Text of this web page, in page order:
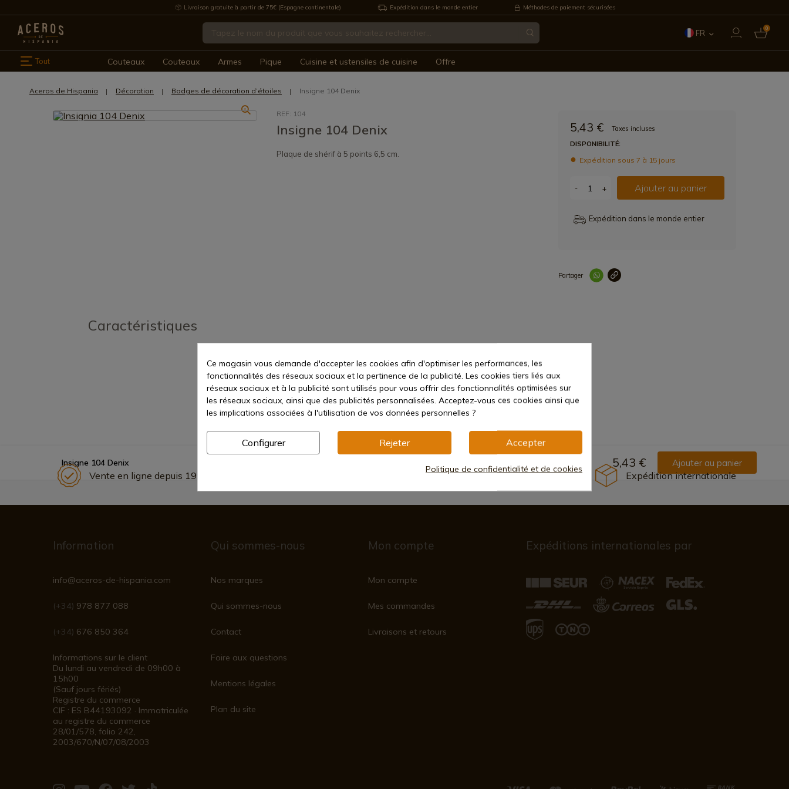
Livraison gratuite à partir de 75€ (Espagne continentale) Expédition dans le monde entier Méthodes de paiement sécurisées
FR 0
Tout Couteaux Couteaux Armes Pique Cuisine et ustensiles de cuisine Offre
Aceros de Hispania Décoration Badges de décoration d’étoiles Insigne 104 Denix
REF: 104
Insigne 104 Denix
Plaque de shérif à 5 points 6,5 cm.
5,43 €
Taxes incluses
DISPONIBILITÉ:
Expédition sous 7 à 15 jours
- + Ajouter au panier
Expédition dans le monde entier
Partager
Caractéristiques
Insigne 104 Denix 5,43 € Ajouter au panier
Vente en ligne depuis 1998 Méthodes de paiement sécurisées Expédition internationale
Information
info@aceros-de-hispania.com
(+34) 978 877 088
(+34) 676 850 364
Informations sur le client
Du lundi au vendredi de 09h00 à
15h00
(Sauf jours fériés)
Registre du commerce
CIF : ES B44193092 · Immatriculée
au registre du commerce
28/01/578, folio 242,
2003/670/N/07/08/2003
Qui sommes-nous
Nos marques
Qui sommes-nous
Contact
Foire aux questions
Mentions légales
Plan du site
Mon compte
Mon compte
Mes commandes
Livraisons et retours
Expéditions internationales par
Ce magasin vous demande d'accepter les cookies afin d'optimiser les performances, les
fonctionnalités des réseaux sociaux et la pertinence de la publicité. Les cookies tiers liés aux
réseaux sociaux et à la publicité sont utilisés pour vous offrir des fonctionnalités optimisées sur
les réseaux sociaux, ainsi que des publicités personnalisées. Acceptez-vous ces cookies ainsi que
les implications associées à l'utilisation de vos données personnelles ?
Configurer Rejeter Accepter
Politique de confidentialité et de cookies